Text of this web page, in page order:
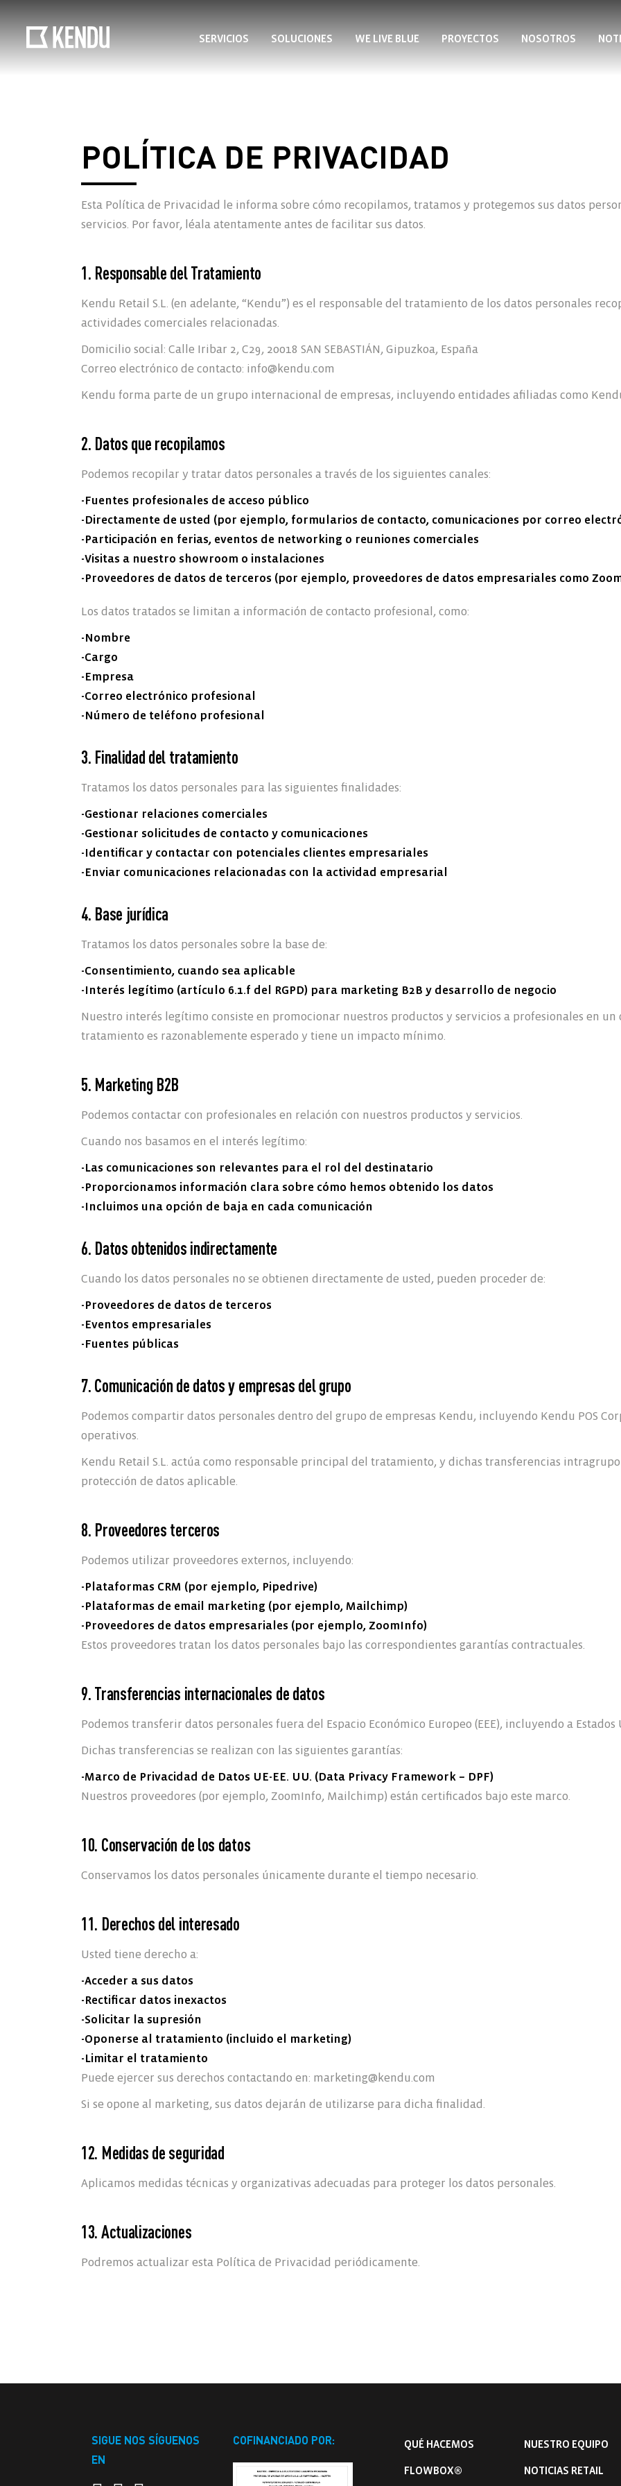
Servicios
Retail Interactivo
Smartframe ®
Impresión Digital
We Live Blue
Proyectos
Qué Hacemos
Nuestro Equipo
Únete al Equipo
SERVICIOS SOLUCIONES WE LIVE BLUE PROYECTOS NOSOTROS
POLÍTICA DE PRIVACIDAD
Esta Política de Privacidad le informa sobre cómo recopilamos, tratamos y protegemos sus datos
servicios. Por favor, léala atentamente antes de facilitar sus datos.
1. Responsable del Tratamiento
Kendu Retail S.L. (en adelante, “Kendu”) es el responsable del tratamiento de los datos personales
actividades comerciales relacionadas.
Domicilio social: Calle Iribar 2, C29, 20018 SAN SEBASTIÁN, Gipuzkoa, España
Correo electrónico de contacto: info@kendu.com
Kendu forma parte de un grupo internacional de empresas, incluyendo entidades afiliadas como Kendu
2. Datos que recopilamos
Podemos recopilar y tratar datos personales a través de los siguientes canales:
-Fuentes profesionales de acceso público
-Directamente de usted (por ejemplo, formularios de contacto, comunicaciones por correo
-Participación en ferias, eventos de networking o reuniones comerciales
-Visitas a nuestro showroom o instalaciones
-Proveedores de datos de terceros (por ejemplo, proveedores de datos empresariales como
Los datos tratados se limitan a información de contacto profesional, como:
-Nombre
-Cargo
-Empresa
-Correo electrónico profesional
-Número de teléfono profesional
3. Finalidad del tratamiento
Tratamos los datos personales para las siguientes finalidades:
-Gestionar relaciones comerciales
-Gestionar solicitudes de contacto y comunicaciones
-Identificar y contactar con potenciales clientes empresariales
-Enviar comunicaciones relacionadas con la actividad empresarial
4. Base jurídica
Tratamos los datos personales sobre la base de:
-Consentimiento, cuando sea aplicable
-Interés legítimo (artículo 6.1.f del RGPD) para marketing B2B y desarrollo de negocio
Nuestro interés legítimo consiste en promocionar nuestros productos y servicios a profesionales en
tratamiento es razonablemente esperado y tiene un impacto mínimo.
5. Marketing B2B
Podemos contactar con profesionales en relación con nuestros productos y servicios.
Cuando nos basamos en el interés legítimo:
-Las comunicaciones son relevantes para el rol del destinatario
-Proporcionamos información clara sobre cómo hemos obtenido los datos
-Incluimos una opción de baja en cada comunicación
6. Datos obtenidos indirectamente
Cuando los datos personales no se obtienen directamente de usted, pueden proceder de:
-Proveedores de datos de terceros
-Eventos empresariales
-Fuentes públicas
7. Comunicación de datos y empresas del grupo
Podemos compartir datos personales dentro del grupo de empresas Kendu, incluyendo Kendu POS
operativos.
Kendu Retail S.L. actúa como responsable principal del tratamiento, y dichas transferencias
protección de datos aplicable.
8. Proveedores terceros
Podemos utilizar proveedores externos, incluyendo:
-Plataformas CRM (por ejemplo, Pipedrive)
-Plataformas de email marketing (por ejemplo, Mailchimp)
-Proveedores de datos empresariales (por ejemplo, ZoomInfo)
Estos proveedores tratan los datos personales bajo las correspondientes garantías contractuales.
9. Transferencias internacionales de datos
Podemos transferir datos personales fuera del Espacio Económico Europeo (EEE), incluyendo a Estados
Dichas transferencias se realizan con las siguientes garantías:
-Marco de Privacidad de Datos UE-EE. UU. (Data Privacy Framework – DPF)
Nuestros proveedores (por ejemplo, ZoomInfo, Mailchimp) están certificados bajo este marco.
10. Conservación de los datos
Conservamos los datos personales únicamente durante el tiempo necesario.
11. Derechos del interesado
Usted tiene derecho a:
-Acceder a sus datos
-Rectificar datos inexactos
-Solicitar la supresión
-Oponerse al tratamiento (incluido el marketing)
-Limitar el tratamiento
Puede ejercer sus derechos contactando en: marketing@kendu.com
Si se opone al marketing, sus datos dejarán de utilizarse para dicha finalidad.
12. Medidas de seguridad
Aplicamos medidas técnicas y organizativas adecuadas para proteger los datos personales.
13. Actualizaciones
Podremos actualizar esta Política de Privacidad periódicamente.
SIGUE NOS SÍGUENOS
EN
COFINANCIADO POR: QUÉ HACEMOS
FLOWBOX®
NUESTRO EQUIPO
NOTICIAS RETAIL